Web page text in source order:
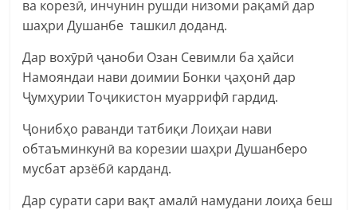
ва корезӣ, инчунин рушди низоми рақамӣ дар
шаҳри Душанбе ташкил доданд.
Дар вохӯрӣ ҷаноби Озан Севимли ба ҳайси
Намояндаи нави доимии Бонки ҷаҳонӣ дар
Ҷумҳурии Тоҷикистон муаррифӣ гардид.
Ҷонибҳо раванди татбиқи Лоиҳаи нави
обтаъминкунӣ ва корезии шаҳри Душанберо
мусбат арзёбӣ карданд.
Дар сурати сари вақт амалӣ намудани лоиҳа беш